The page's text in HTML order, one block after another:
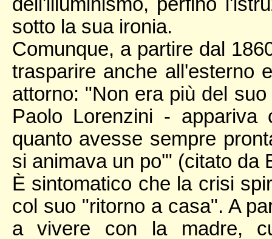
dell'illuminismo, perfino
sotto la sua ironia.
Comunque, a partire dal
trasparire anche all'esterno
attorno: "Non era più del
Paolo Lorenzini - appariva
quanto avesse sempre
si animava un po'" (citato da
È sintomatico che la crisi
col suo "ritorno a casa". A
a vivere con la madre,